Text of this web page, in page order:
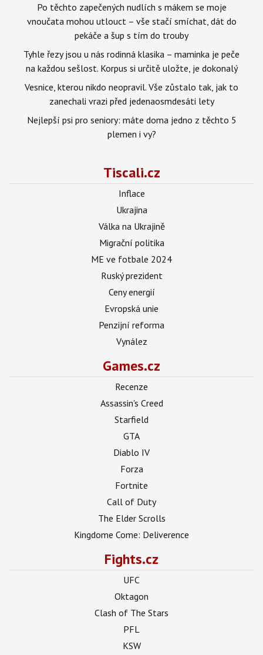
Po těchto zapečených nudlích s mákem se moje
vnoučata mohou utlouct – vše stačí smíchat, dát do
pekáče a šup s tím do trouby
Tyhle řezy jsou u nás rodinná klasika – maminka je peče
na každou sešlost. Korpus si určitě uložte, je dokonalý
Vesnice, kterou nikdo neopravil. Vše zůstalo tak, jak to
zanechali vrazi před jedenaosmdesáti lety
Nejlepší psi pro seniory: máte doma jedno z těchto 5
plemen i vy?
Tiscali.cz
Inflace
Ukrajina
Válka na Ukrajině
Migrační politika
ME ve fotbale 2024
Ruský prezident
Ceny energií
Evropská unie
Penzijní reforma
Vynález
Games.cz
Recenze
Assassin's Creed
Starfield
GTA
Diablo IV
Forza
Fortnite
Call of Duty
The Elder Scrolls
Kingdome Come: Deliverence
Fights.cz
UFC
Oktagon
Clash of The Stars
PFL
KSW